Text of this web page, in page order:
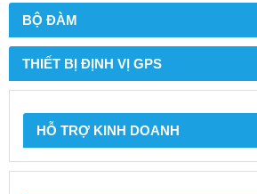
BỘ ĐÀM
THIẾT BỊ ĐỊNH VỊ GPS
HỖ TRỢ KINH DOANH